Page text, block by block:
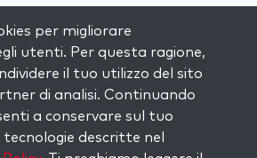
mailing list e ricevi
settimana nella tua
per migliorare
utenti. Per questa ragione,
il tuo utilizzo del sito
di analisi. Continuando
a conservare sul tuo
descritte nel